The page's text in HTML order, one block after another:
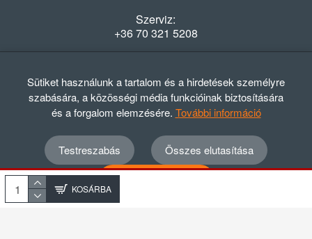
KOSÁRBA
Szerviz:
+36 70 321 5208
Hétfő-Péntek: 08:00-16:30
© 2012 - 2024 GASZTRΩMEGA Kft.
Adatvédelmi szabályzat
ÁSZF
Elállási nyilatkozat
Sütiket használunk a tartalom és a hirdetések személyre
szabására, a közösségi média funkcióinak biztosítására
és a forgalom elemzésére. További információ
Testreszabás
Összes elutasítása
Összes elfogadása